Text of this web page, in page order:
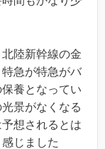
陸新幹線の金
急が特急がバ
養となってい
景がなくなる
想されるとは
じました